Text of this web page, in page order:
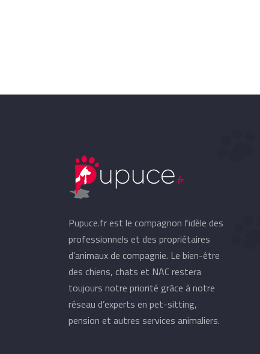
Pupuce.fr est le compagnon fidèle des
professionnels et des propriétaires
d’animaux de compagnie. Le bien-être
des chiens, chats et NAC restera
toujours notre priorité grâce à notre
réseau d’experts en pet-sitting,
pension et autres services animaliers.